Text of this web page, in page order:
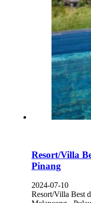
Resort/Villa
Pinang
2024-07-10
Resort/Villa Best